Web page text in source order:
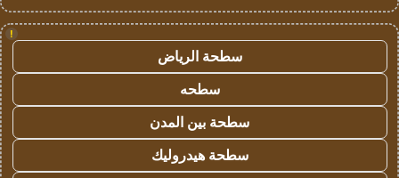
!
سطحة الرياض
سطحه
سطحة بين المدن
سطحة هيدروليك